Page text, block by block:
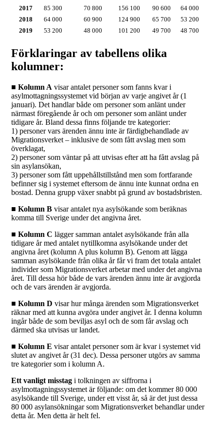
2017
85 300 70 800 156 100 90 600
64 000
2018
64 000 60 900 124 900 65 700
53 200
2019
53 200 48 000 101 200 49 700 48 700
Förklaringar av tabellens olika
kolumner:
■ Kolumn A visar antalet personer som fanns kvar i
asylmottagningssystemet vid början av varje angivet år (1
januari). Det handlar både om personer som anlänt under
närmast föregående år och om personer som anlänt under
tidigare år. Bland dessa finns följande tre kategorier:
1) personer vars ärenden ännu inte är färdigbehandlade av
Migrationsverket – inklusive de som fått avslag men som
överklagat,
2) personer som väntar på att utvisas efter att ha fått avslag på
sin asylansökan,
3) personer som fått uppehållstillstånd men som fortfarande
befinner sig i systemet eftersom de ännu inte kunnat ordna en
bostad. Denna grupp växer snabbt på grund av bostadsbristen.
■ Kolumn B visar antalet nya asylsökande som beräknas
komma till Sverige under det angivna året.
■ Kolumn C lägger samman antalet asylsökande från alla
tidigare år med antalet nytillkomna asylsökande under det
angivna året (kolumn A plus kolumn B). Genom att lägga
samman asylsökande från olika år får vi fram det totala antalet
individer som Migrationsverket arbetar med under det angivna
året. Till dessa hör både de vars ärenden ännu inte är avgjorda
och de vars ärenden är avgjorda.
■ Kolumn D visar hur många ärenden som Migrationsverket
räknar med att kunna avgöra under angivet år. I denna kolumn
ingår både de som beviljas asyl och de som får avslag och
därmed ska utvisas ur landet.
■ Kolumn E visar antalet personer som är kvar i systemet vid
slutet av angivet år (31 dec). Dessa personer utgörs av samma
tre kategorier som i kolumn A.
Ett vanligt misstag i tolkningen av siffrorna i
asylmottagningssystemet är följande: om det kommer 80 000
asylsökande till Sverige, under ett visst år, så är det just dessa
80 000 asylansökningar som Migrationsverket behandlar under
detta år. Men detta är helt fel.